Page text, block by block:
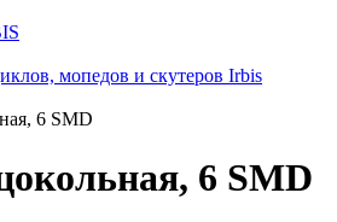
мопедов и скутеров Irbis
6 SMD
6 SMD